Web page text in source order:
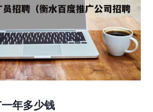
年多少钱